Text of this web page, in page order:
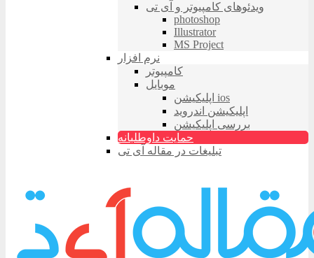
ویدئوهای کامپیوتر و آی تی
photoshop
Illustrator
MS Project
نرم افزار
کامپیوتر
موبایل
اپلیکیشن ios
اپلیکیشن اندروید
بررسی اپلیکیشن
حمایت داوطلبانه
تبلیغات در مقاله آی تی